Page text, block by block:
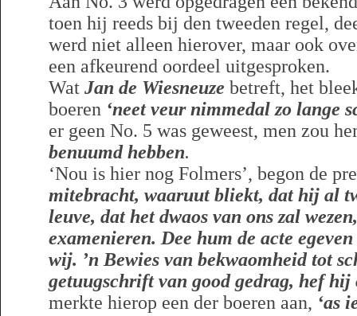
toen hij reeds bij den tweeden regel,
werd niet alleen hierover, maar ook
een afkeurend oordeel uitgesproken.
Wat Jan de Wiesneuze betreft, het
boeren ‘neet veur nimmedal zo lange
er geen No. 5 was geweest, men zou
benuumd hebben.
‘Nou is hier nog Folmers’, begon de
mitebracht, waaruut bliekt, dat hij al
leuve, dat het dwaos van ons zal
examenieren. Dee hum de acte
wij. ’n Bewies van bekwaomheid tot
getuugschrift van good gedrag, hef hij
merkte hierop een der boeren aan, ‘as